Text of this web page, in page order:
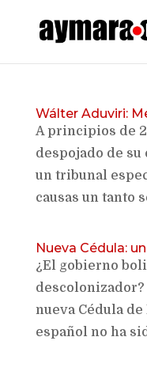
Wálter Aduviri:
A principios de
despojado de
un tribunal
causas un tanto
Nueva Cédula:
¿El gobierno
descolonizador?
nueva Cédula
español no ha